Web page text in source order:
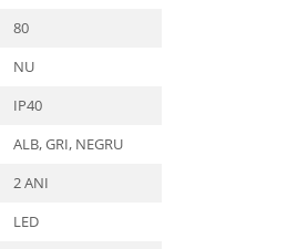
80
NU
IP40
ALB, GRI, NEGRU
2 ANI
LED